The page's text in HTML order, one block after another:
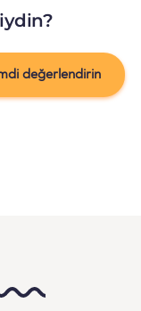
değerlendirin